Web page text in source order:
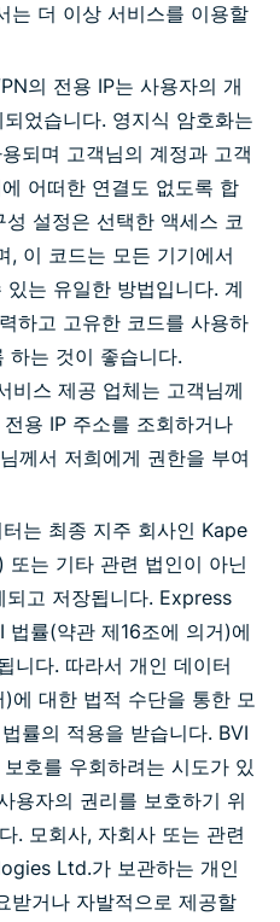
는 더 이상 서비스를 이용할
의 전용 IP는 사용자의 개
었습니다. 영지식 암호화는
되며 고객님의 계정과 고객
어떠한 연결도 없도록 합
설정은 선택한 액세스 코
, 이 코드는 모든 기기에서
는 유일한 방법입니다. 계
하고 고유한 코드를 사용하
하는 것이 좋습니다.
비스 제공 업체는 고객님께
용 IP 주소를 조회하거나
께서 저희에게 권한을 부여
는 최종 지주 회사인 Kape
는 기타 관련 법인이 아닌
고 저장됩니다. Express
률(약관 제16조에 의거)에
니다. 따라서 개인 데이터
에 대한 법적 수단을 통한 모
률의 적용을 받습니다. BVI
호를 우회하려는 시도가 있
용자의 권리를 보호하기 위
. 모회사, 자회사 또는 관련
Ltd.가 보관하는 개인
받거나 자발적으로 제공할